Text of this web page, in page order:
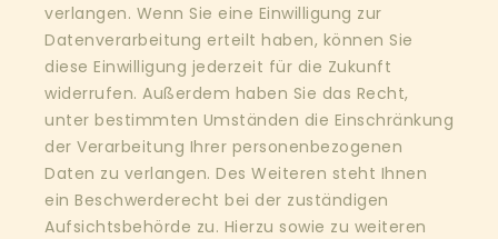
verlangen. Wenn Sie eine Einwilligung zur
Datenverarbeitung erteilt haben, können Sie
diese Einwilligung jederzeit für die Zukunft
widerrufen. Außerdem haben Sie das Recht,
unter bestimmten Umständen die Einschränkung
der Verarbeitung Ihrer personenbezogenen
Daten zu verlangen. Des Weiteren steht Ihnen
ein Beschwerderecht bei der zuständigen
Aufsichtsbehörde zu. Hierzu sowie zu weiteren